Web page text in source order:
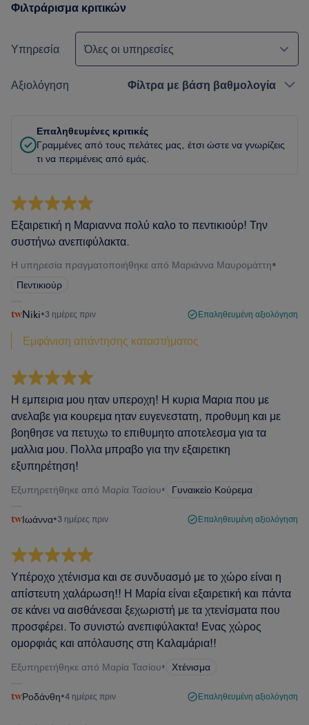
Φιλτράρισμα κριτικών
Υπηρεσία Όλες οι υπηρεσίες
Αξιολόγηση Φίλτρα με βάση βαθμολογία
Επαληθευμένες κριτικές
Γραμμένες από τους πελάτες μας, έτσι ώστε να γνωρίζεις
τι να περιμένεις από εμάς.
Εξαιρετική η Μαριαννα πολύ καλο το πεντικιούρ! Την
συστήνω ανεπιφύλακτα.
Η υπηρεσία πραγματοποιήθηκε από Μαριάννα Μαυρομάττη•
Πεντικιούρ
Niki•3 ημέρες πριν Επαληθευμένη αξιολόγηση
Εμφάνιση απάντησης καταστήματος
Η εμπειρια μου ηταν υπεροχη! Η κυρια Μαρια που με
ανελαβε για κουρεμα ηταν ευγενεστατη, προθυμη και με
βοηθησε να πετυχω το επιθυμητο αποτελεσμα για τα
μαλλια μου. Πολλα μπραβο για την εξαιρετικη
εξυπηρέτηση!
Εξυπηρετήθηκε από Μαρία Τασίου• Γυναικείο Κούρεμα
Ιωάννα•3 ημέρες πριν Επαληθευμένη αξιολόγηση
Υπέροχο χτένισμα και σε συνδυασμό με το χώρο είναι η
απίστευτη χαλάρωση!! Η Μαρία είναι εξαιρετική και πάντα
σε κάνει να αισθάνεσαι ξεχωριστή με τα χτενίσματα που
προσφέρει. Το συνιστώ ανεπιφύλακτα! Ενας χώρος
ομορφιάς και απόλαυσης στη Καλαμάρια!!
Εξυπηρετήθηκε από Μαρία Τασίου• Χτένισμα
Ροδάνθη•4 ημέρες πριν Επαληθευμένη αξιολόγηση